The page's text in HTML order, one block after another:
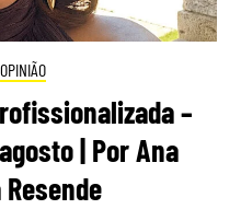
OPINIÃO
–
| Por Ana